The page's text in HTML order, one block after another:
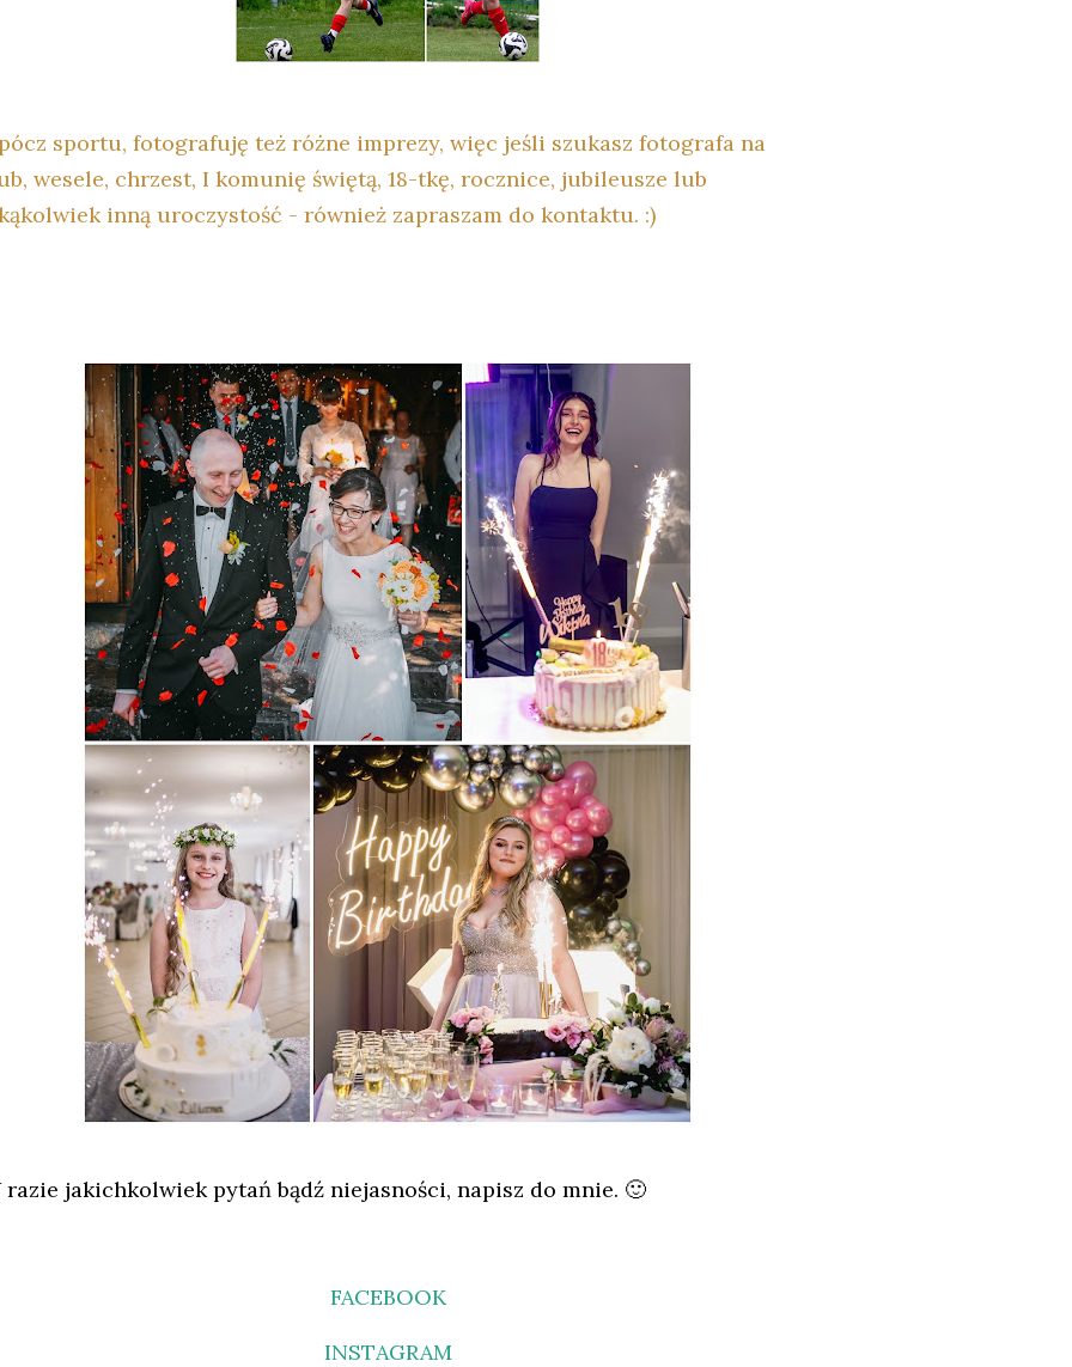
sportu, fotografuję też różne imprezy, więc jeśli szukasz fotografa na
wesele, chrzest, I komunię świętą, 18-tkę, rocznice, jubileusze lub
inną uroczystość - również zapraszam do kontaktu. :)
razie jakichkolwiek pytań bądź niejasności, napisz do mnie. 🙂
FACEBOOK
INSTAGRAM